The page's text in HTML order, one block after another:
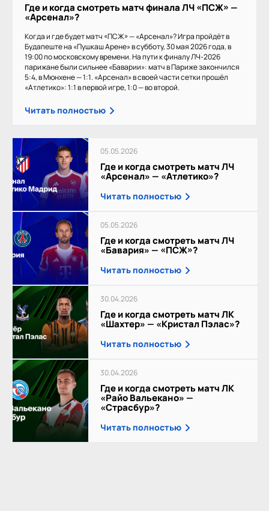
Где и когда смотреть матч финала ЛЧ «ПСЖ» —
«Арсенал»?
Когда и где будет матч «ПСЖ» — «Арсенал»? Игра пройдёт в
Будапеште на «Пушкаш Арене» в субботу, 30 мая 2026 года, в
19:00 по московскому времени. На пути к финалу ЛЧ-2026
парижане были сильнее «Баварии»: матч в Париже закончился
5:4, в Мюнхене — 1:1. «Арсенал» в своей части сетки прошёл
«Атлетико»: 1:1 в первой игре, 1:0 — во второй.
Читать полностью
05.05.2026
Где и когда смотреть матч ЛЧ
«Арсенал» — «Атлетико»?
Читать полностью
05.05.2026
Где и когда смотреть матч ЛЧ
«Бавария» — «ПСЖ»?
Читать полностью
30.04.2026
Где и когда смотреть матч ЛК
«Шахтер» — «Кристал Пэлас»?
Читать полностью
30.04.2026
Где и когда смотреть матч ЛК
«Райо Вальекано» —
«Страсбур»?
Читать полностью